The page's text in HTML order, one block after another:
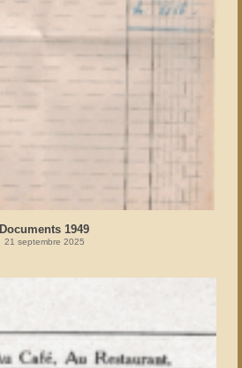
Documents 1949
21 septembre 2025